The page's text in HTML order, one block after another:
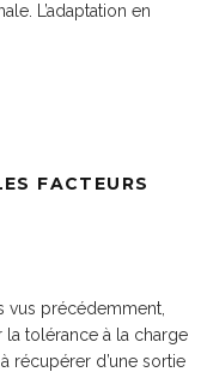
L’adaptation en
FACTEURS
vus précédemment,
la tolérance à la charge
récupérer d’une sortie